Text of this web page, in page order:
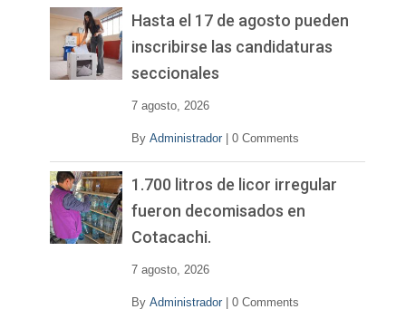
Hasta el 17 de agosto pueden
inscribirse las candidaturas
seccionales
7 agosto, 2026
By Administrador 0 Comments
1.700 litros de licor irregular
fueron decomisados en
Cotacachi.
7 agosto, 2026
By Administrador 0 Comments